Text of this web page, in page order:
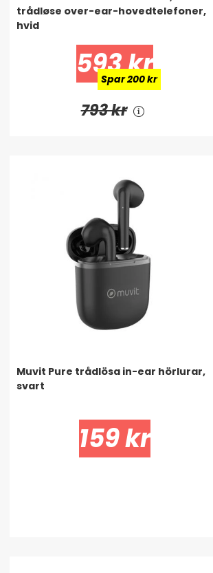
trådløse over-ear-hovedtelefoner,
hvid
593 kr
Spar 200 kr
793 kr
Muvit Pure trådlösa in-ear hörlurar,
svart
159 kr